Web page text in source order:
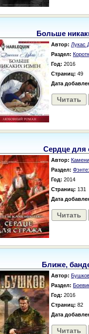
Больше
Автор: Лукас
Раздел:
Год: 2016
Страниц: 49
Дата
Читать
Сердце для
Автор:
Раздел:
Год: 2014
Страниц: 131
Дата
Читать
Ближе,
Автор:
Раздел:
Год: 2016
Страниц: 82
Дата
Читать